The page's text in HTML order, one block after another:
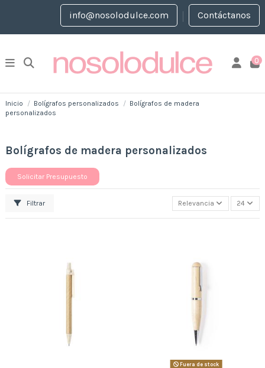
info@nosolodulce.com Contáctanos
0
Inicio Bolígrafos personalizados
Bolígrafos de madera
personalizados
Bolígrafos de madera personalizados
Solicitar Presupuesto
Filtrar Relevancia 24
Fuera de stock